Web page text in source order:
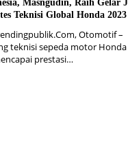
Masngudin, Raih Gelar
Teknisi Global Honda 2023
Otomotif –
teknisi sepeda motor Honda
prestasi…